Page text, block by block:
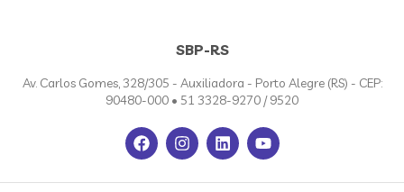
SBP-RS
Av. Carlos Gomes, 328/305 - Auxiliadora - Porto Alegre (RS) - CEP:
90480-000 • 51 3328-9270 / 9520